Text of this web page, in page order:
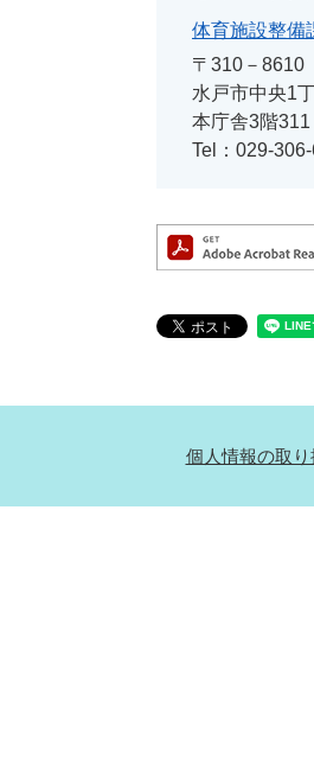
体育施設整備
〒310－8610
水戸市中央1
本庁舎3階311
Tel：029-
個人情報の取り